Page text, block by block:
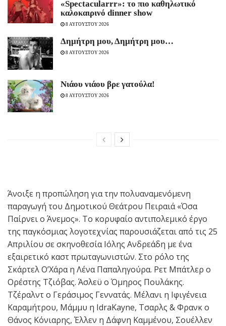
«Spectacularrr»: το πιο καθηλωτικό
καλοκαιρινό dinner show
8 ΑΥΓΟΥΣΤΟΥ 2026
Δημήτρη μου, Δημήτρη μου…
8 ΑΥΓΟΥΣΤΟΥ 2026
Νιάου νιάου βρε γατούλα!
8 ΑΥΓΟΥΣΤΟΥ 2026
Άνοιξε η προπώληση για την πολυαναμενόμενη
παραγωγή του Δημοτικού Θεάτρου Πειραιά «Όσα
Παίρνει ο Άνεμος». Το κορυφαίο αντιπολεμικό έργο
της παγκόσμιας λογοτεχνίας παρουσιάζεται από τις 25
Απριλίου σε σκηνοθεσία Ιόλης Ανδρεάδη με ένα
εξαιρετικό καστ πρωταγωνιστών. Στο ρόλο της
Σκάρτελ Ο’Χάρα η Λένα Παπαληγούρα. Ρετ Μπάτλερ ο
Ορέστης Τζιόβας. Άσλεϋ ο Όμηρος Πουλάκης.
Τζέραλντ ο Γεράσιμος Γεννατάς. Μέλανι η Ιφιγένεια
Καραμήτρου, Μάμμυ η IdraKayne, Τσαρλς & Φρανκ ο
Θάνος Κόνιαρης, Έλλεν η Δάφνη Καμμένου, Σουέλλεν